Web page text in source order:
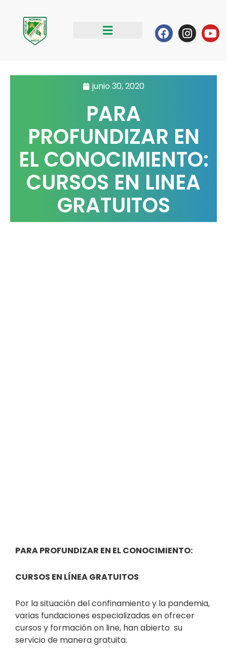
contenido
Facebook
junio 30, 2020
PARA
PROFUNDIZAR EN
EL CONOCIMIENTO:
CURSOS EN LINEA
GRATUITOS
PARA PROFUNDIZAR EN EL CONOCIMIENTO:
CURSOS EN LÍNEA GRATUITOS
Por la situación del confinamiento y la pandemia,
varias fundaciones especializadas en ofrecer
cursos y formación on line, han abierto su
servicio de manera gratuita.